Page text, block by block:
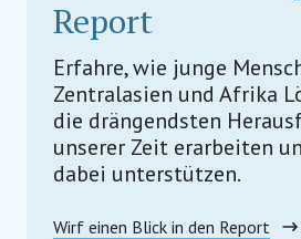
Report
Erfahre, wie junge
Zentralasien und Afrika
die drängendsten
unserer Zeit erarbeiten
dabei unterstützen.
Wirf einen Blick in den Report